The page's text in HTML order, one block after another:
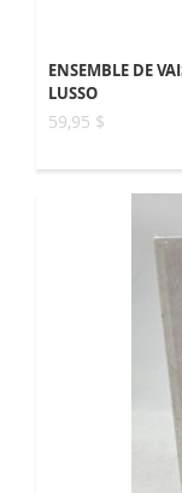
ENSEMBLE DE
LUSSO
59,95 $